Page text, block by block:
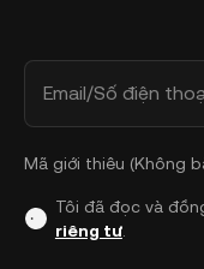
Email/Số điện
Mã giới thiêu (Không
Tôi đã đọc và
riêng tư.